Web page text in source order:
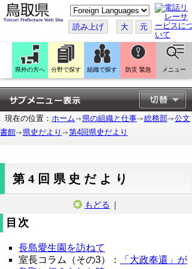
こ
の
ペ
ー
ジ
翻
訳
す
る
読み上げ 大 元
県外の方へ 分野で探す 組織で探す 防災 緊急 メニュー
現在の位置： ホーム 県の組織と仕事 総務部
公文
書館
県史だより 第4回県史だより
第4回県史だより
もどる ｜
目次
長島愛生園を訪ねて
室長コラム（その3）：
「大政奉還」が